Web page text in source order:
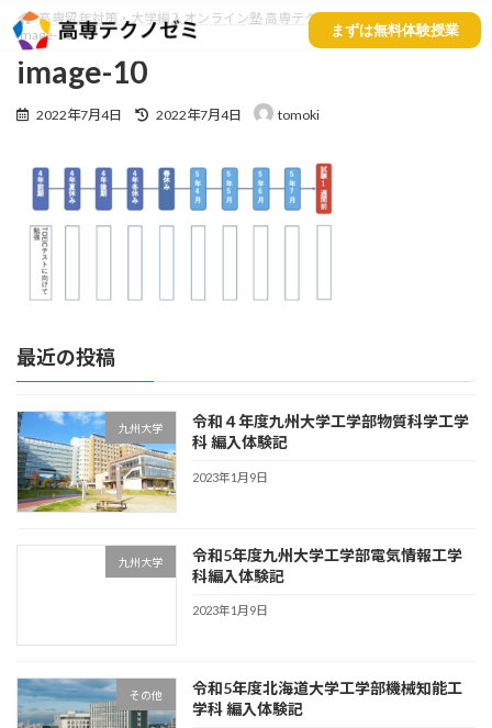
まずは無料体験授業
高専留年対策・大学編入オンライン塾 高専テクノゼミ
image-10
image-10
image-10
2022年7月4日 2022年7月4日 tomoki
最近の投稿
九州大学
令和４年度九州大学工学部物質科学工学
科 編入体験記
2023年1月9日
九州大学
令和5年度九州大学工学部電気情報工学
科編入体験記
2023年1月9日
その他
令和5年度北海道大学工学部機械知能工
学科 編入体験記